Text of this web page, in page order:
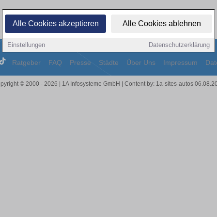
Alle Cookies akzeptieren Alle Cookies ablehnen
Einstellungen Datenschutzerklärung
Ratgeber FAQ Presse Städte Über Uns Impressum
© 2000 - 2026 | 1A Infosysteme GmbH | Content by: 1a-sites-autos